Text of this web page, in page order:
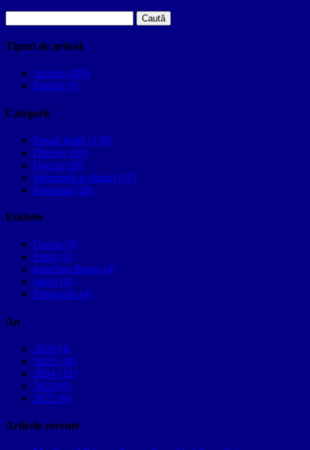
după:
Tipuri de articol
Articol (249)
Pagină (3)
Categorii
Restul lumii (100)
Diverse (65)
Grecia (38)
Informatii si sfaturi (37)
Romania (28)
Etichete
Grecia (5)
Porto (5)
gara Sao Bento (4)
istorii (4)
Portugalia (4)
An
2026 (4)
2025 (10)
2024 (12)
2023 (9)
2022 (8)
Articole recente